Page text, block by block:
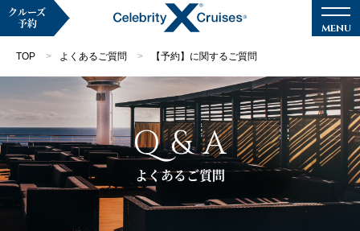
マイページ メルマガ登録
クルーズ検索
クルーズ
予約
TOP よくあるご質問 【予約】に関するご質問
Q & A
よくあるご質問